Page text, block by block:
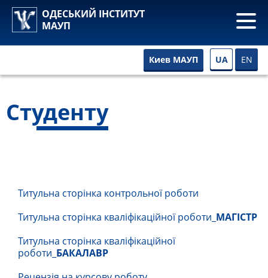
ОДЕСЬКИЙ ІНСТИТУТ
МАУП
Киев МАУП UA EN
Студенту
Титульна сторінка контрольної роботи
Титульна сторінка кваліфікаційної роботи_ МАГІСТР
Титульна сторінка кваліфікаційної
роботи_ БАКАЛАВР